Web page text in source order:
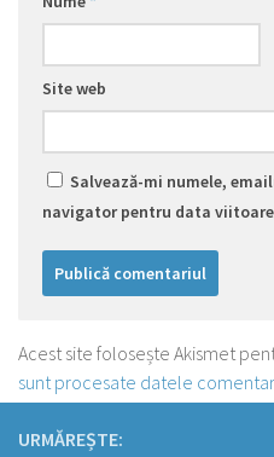
Site web
Salvează-mi numele,
navigator pentru data
Acest site folosește Akismet
sunt procesate datele
URMĂREȘTE: